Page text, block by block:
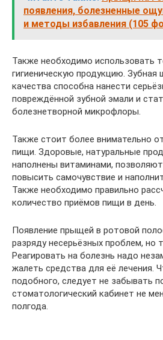
появления, болезненные
и методы избавления (105
Также необходимо использовать
гигиеническую продукцию. Зубная
качества способна нанести
повреждённой зубной эмали и
болезнетворной микрофлоры.
Также стоит более внимательно
пищи. Здоровые, натуральные
наполнены витаминами,
повысить самочувствие и
Также необходимо правильно
количество приёмов пищи в день.
Появление прыщей в ротовой
разряду несерьёзных проблем, но
Реагировать на болезнь надо
жалеть средства для её лечения.
подобного, следует не забывать
стоматологический кабинет не
полгода.